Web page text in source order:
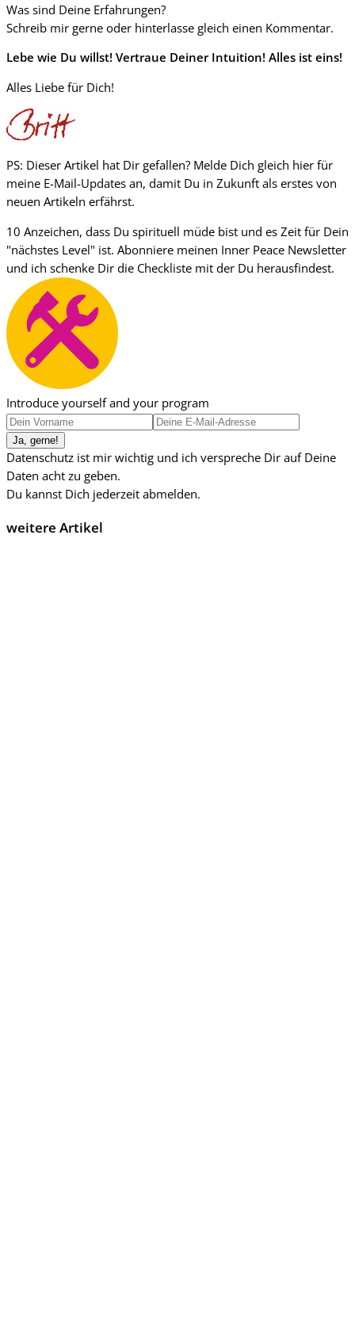
Was sind Deine Erfahrungen?
Schreib mir gerne oder hinterlasse gleich einen Kommentar.
Lebe wie Du willst! Vertraue Deiner Intuition! Alles ist eins!
Alles Liebe für Dich!
PS: Dieser Artikel hat Dir gefallen? Melde Dich gleich hier für
meine E-Mail-Updates an, damit Du in Zukunft als erstes von
neuen Artikeln erfährst.
10 Anzeichen, dass Du spirituell müde bist und es Zeit für Dein
"nächstes Level" ist. Abonniere meinen Inner Peace Newsletter
und ich schenke Dir die Checkliste mit der Du herausfindest.
Introduce yourself and your program
Datenschutz ist mir wichtig und ich verspreche Dir auf Deine
Daten acht zu geben.
Du kannst Dich jederzeit abmelden.
weitere Artikel